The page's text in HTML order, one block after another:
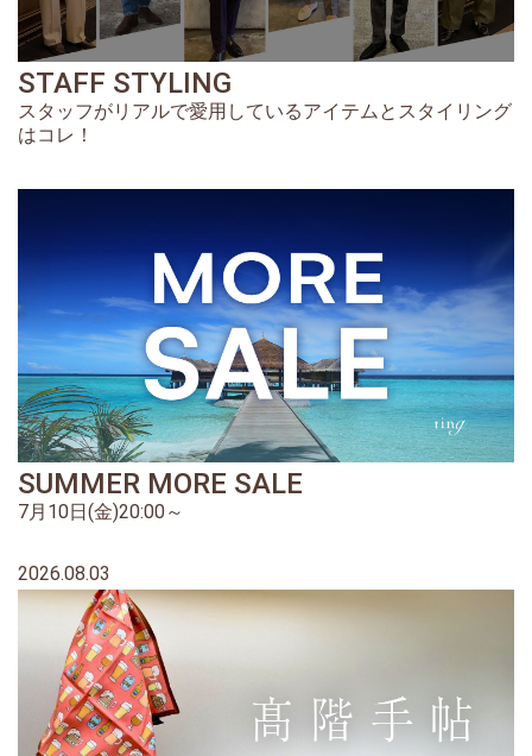
STAFF STYLING
スタッフがリアルで愛用しているアイテムとスタイリング
はコレ！
SUMMER MORE SALE
7月10日(金)20:00～
2026.08.03